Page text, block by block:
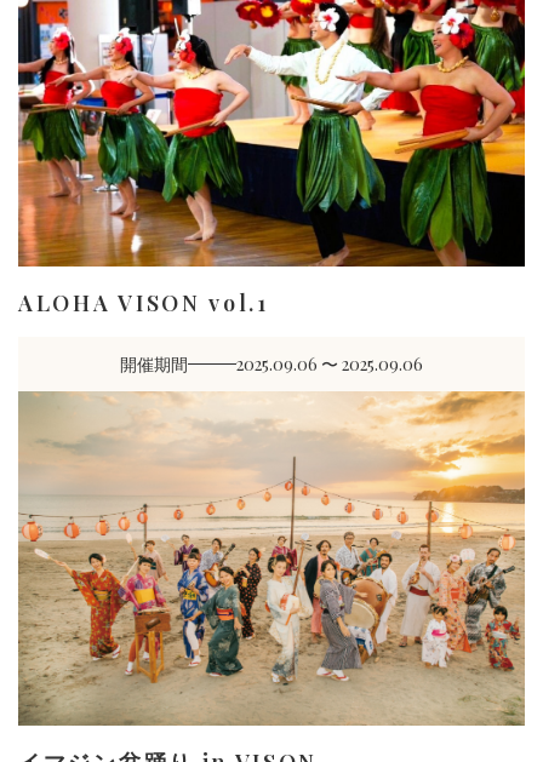
ALOHA VISON vol.1
開催期間 2025.09.06 〜 2025.09.06